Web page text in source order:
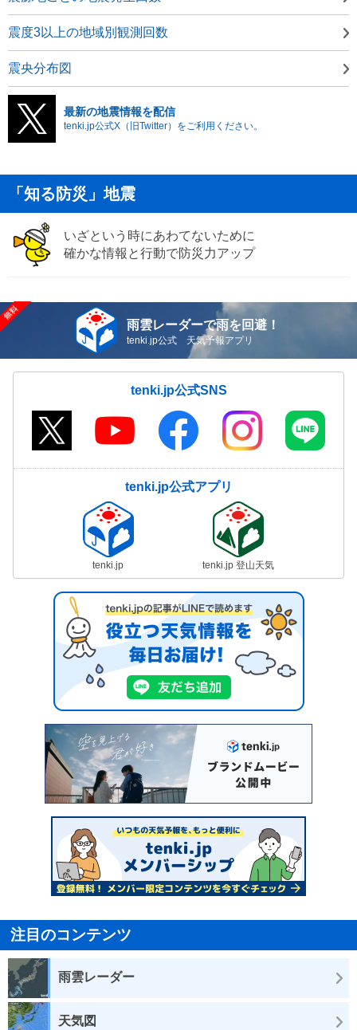
震度3以上の地域別観測回数
震央分布図
最新の地震情報を配信
tenki.jp公式X（旧Twitter）をご利用ください。
「知る防災」地震
いざという時にあわてないために
確かな情報と行動で防災力アップ
雨雲レーダーで雨を回避！
tenki.jp公式 天気予報アプリ
tenki.jp公式SNS
tenki.jp公式アプリ
tenki.jp tenki.jp 登山天気
注目のコンテンツ
雨雲レーダー
天気図